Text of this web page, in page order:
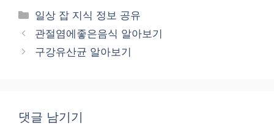
카
테
리
일상 잡 지식 정보 공유
관절염에좋은음식 알아보기
구강유산균 알아보기
댓글 남기기